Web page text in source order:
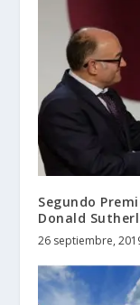
Segundo
Donald
26 septiembre,